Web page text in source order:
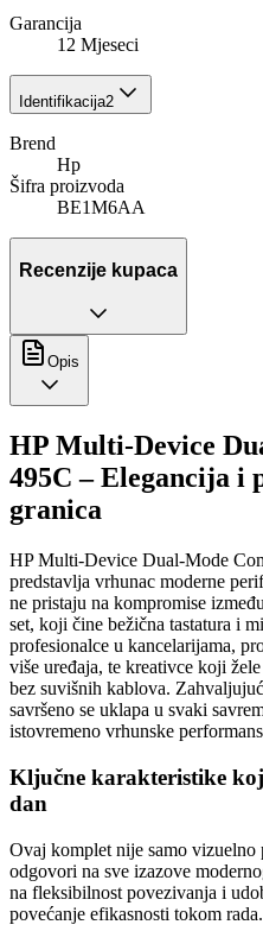
Garancija
12 Mjeseci
Identifikacija2
Brend
Hp
Šifra proizvoda
BE1M6AA
Recenzije kupaca
Opis
HP Multi-Device
495C – Elegancija i
granica
HP Multi-Device Dual-Mode
predstavlja vrhunac moderne
ne pristaju na kompromise
set, koji čine bežična tastatura i
profesionalce u kancelarijama,
više uređaja, te kreativce koji
bez suvišnih kablova.
savršeno se uklapa u svaki
istovremeno vrhunske
Ključne karakteristike
dan
Ovaj komplet nije samo vizuelno
odgovori na sve izazove
na fleksibilnost povezivanja i
povećanje efikasnosti tokom rada.